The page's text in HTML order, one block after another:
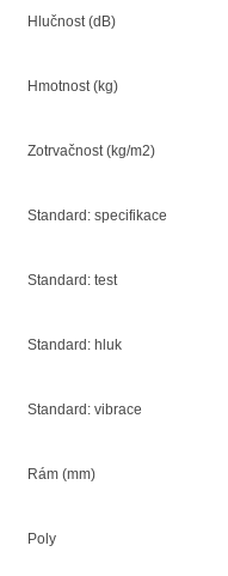
Hlučnost (dB)
Hmotnost (kg)
Zotrvačnost (kg/m2)
Standard: specifikace
Standard: test
Standard: hluk
Standard: vibrace
Rám (mm)
Poly